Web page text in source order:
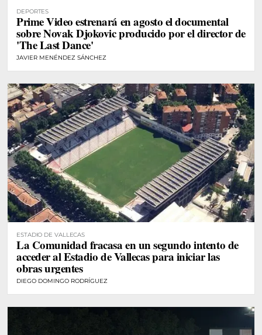
DEPORTES
Prime Video estrenará en agosto el documental
sobre Novak Djokovic producido por el director de
'The Last Dance'
JAVIER MENÉNDEZ SÁNCHEZ
ESTADIO DE VALLECAS
La Comunidad fracasa en un segundo intento de
acceder al Estadio de Vallecas para iniciar las
obras urgentes
DIEGO DOMINGO RODRÍGUEZ